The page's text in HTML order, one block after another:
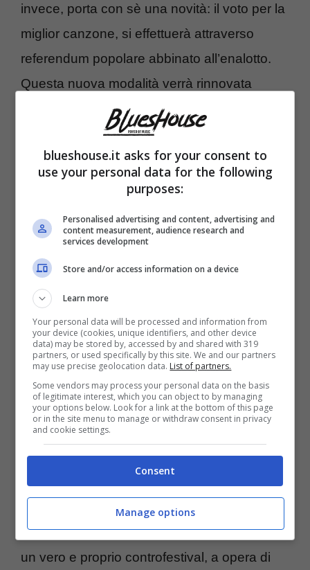
invece, porta con sè una novità: il voto per la
miglior canzone, si effettuerà attraverso
referendum popolare abbinato all’enalotto.
Questa nuova modalità verrà rinnovata
anche per l’anno seguente, che verrà
seguito anche in Giappone e in Polonia.
L’innovativo mezzo di voto ritornerà alla sua
formula classica, nel 1963, con una giuria
fresca è rappresentata dall’edizione del
1964. La quattordicesima edizione di
Sanremo, porterà sul palco artisti stranieri
(Gene Pitney, Paul Anka) che potranno
esibirsi con quelli italiani. Inoltre, le case
discografiche decideranno chi proprorre al
festival come gareggiante. Un’altra nuova
novità, questa volta dell’anno successivo, è
l’accompagnamento dei candidati sul palco
da indossatrici d’abiti di moda. E’ proprio qui
che si vedrà palesemente come il Festival di
Sanremo sia un vero e proprio business. Nel
1969 arrivano le prime proteste: nasce infatti
un vero e proprio controfestival, a opera di
blueshouse.it asks for your consent to
use your personal data for the following
purposes:
Personalised advertising and content, advertising and
content measurement, audience research and
services development
Store and/or access information on a device
Learn more
Your personal data will be processed and information from
your device (cookies, unique identifiers, and other device
data) may be stored by, accessed by and shared with 319
partners, or used specifically by this site. We and our partners
may use precise geolocation data. List of partners.
Some vendors may process your personal data on the basis
of legitimate interest, which you can object to by managing
your options below. Look for a link at the bottom of this page
or in the site menu to manage or withdraw consent in privacy
and cookie settings.
Consent
Manage options